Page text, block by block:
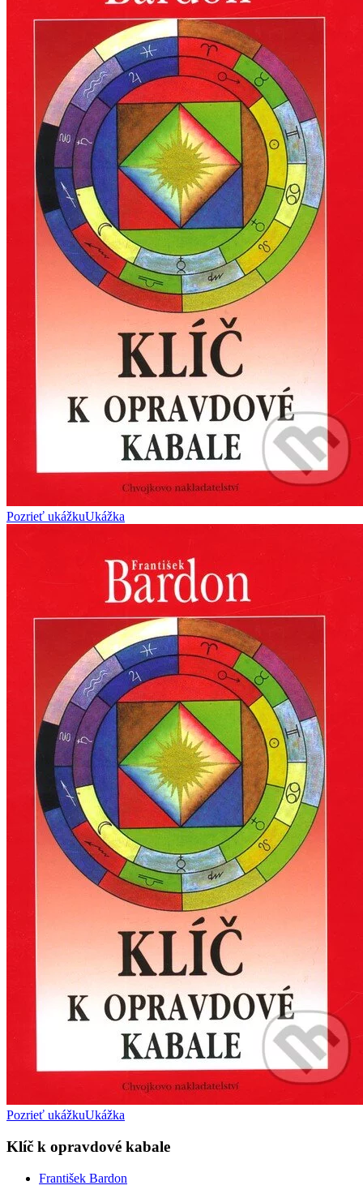
Pozrieť ukážkuUkážka
Pozrieť ukážkuUkážka
Klíč k opravdové kabale
František Bardon